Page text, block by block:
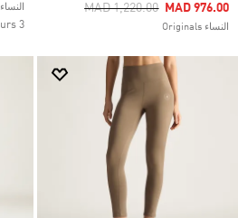
Price Reduced From
MAD 1,220.00ToMAD 976.00
النساء Originals
النساء Gym & Training
3 Colours